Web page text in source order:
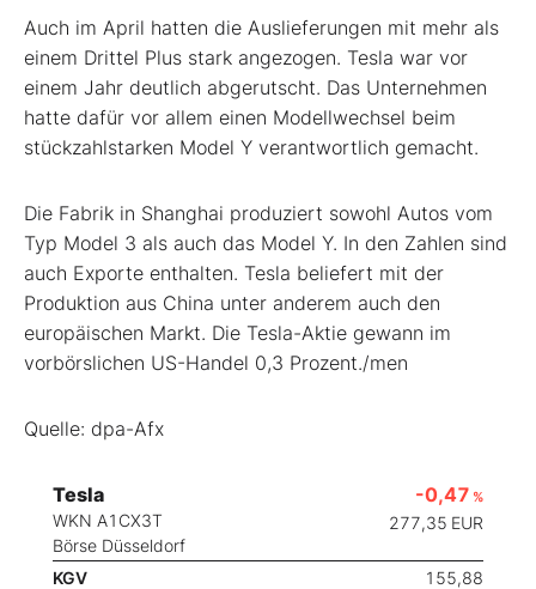
Auch im April hatten die Auslieferungen mit mehr als
einem Drittel Plus stark angezogen. Tesla war vor
einem Jahr deutlich abgerutscht. Das Unternehmen
hatte dafür vor allem einen Modellwechsel beim
stückzahlstarken Model Y verantwortlich gemacht.
Die Fabrik in Shanghai produziert sowohl Autos vom
Typ Model 3 als auch das Model Y. In den Zahlen sind
auch Exporte enthalten. Tesla beliefert mit der
Produktion aus China unter anderem auch den
europäischen Markt. Die Tesla-Aktie gewann im
vorbörslichen US-Handel 0,3 Prozent./men
Quelle: dpa-Afx
Tesla
WKN A1CX3T
Börse Düsseldorf
-0,47 %
277,35 EUR
KGV 155,88